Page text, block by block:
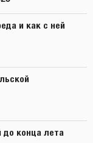
и как с ней
до конца лета